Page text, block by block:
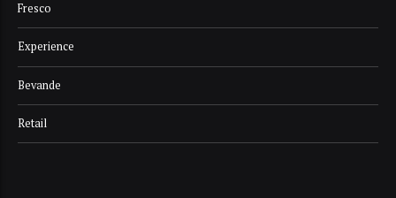
Fresco
Experience
Bevande
Retail